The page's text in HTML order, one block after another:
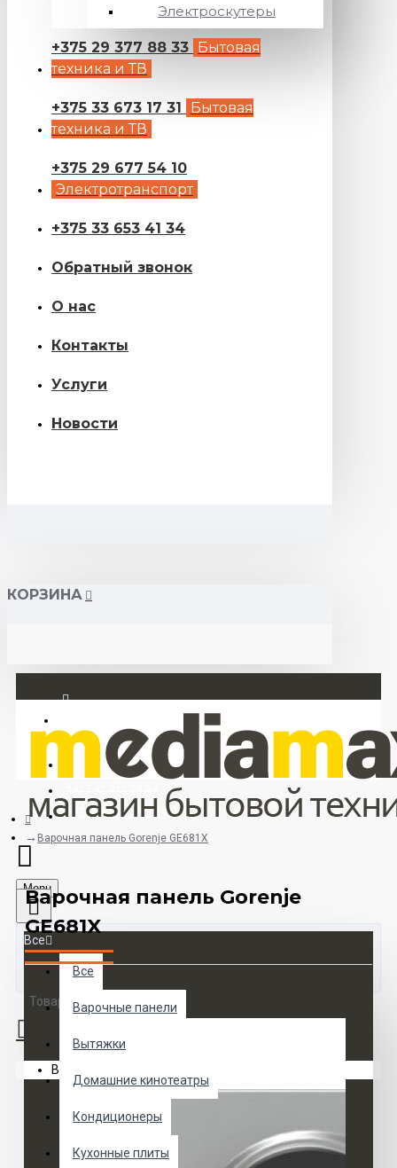
Электроскутеры
+375 29 377 88 33 Бытовая
техника и ТВ
+375 33 673 17 31
Бытовая
техника и ТВ
+375 29 677 54 10
Электротранспорт
+375 33 653 41 34
Обратный звонок
О нас
Контакты
Услуги
Новости
КОРЗИНА
Регистрация
+375 33 673 17 31 (МТС)
Menu
Все
Все
Варочные панели
Вытяжки
Домашние кинотеатры
Кондиционеры
Кухонные плиты
Товаров 0 (0 руб.)
Ваша корзина пуста!
Варочная панель Gorenje GE681X
Варочная панель Gorenje
GE681X